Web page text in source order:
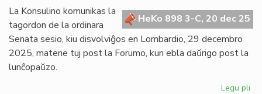
en
HeKo 898 3-C, 20 dec 25
La Konsulino komunikas la
tagordon de la ordinara
Senata sesio, kiu disvolviĝos en Lombardio, 29 decembro
2025, matene tuj post la Forumo, kun ebla daŭrigo post la
lunĉopaŭzo.
Legu pli